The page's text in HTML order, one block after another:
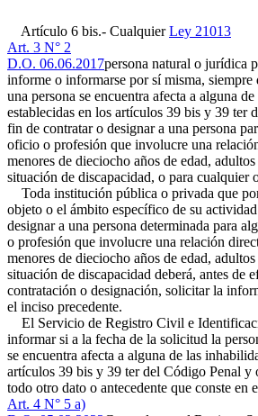
Artículo 6 bis.- CualquierLey 21013
Art. 3 N° 2
D.O. 06.06.2017persona natural o jurídica
informe o informarse por sí misma, siempre
una persona se encuentra afecta a alguna
establecidas en los artículos 39 bis y 39 ter
fin de contratar o designar a una persona
oficio o profesión que involucre una
menores de dieciocho años de edad,
situación de discapacidad, o para cualquier
Toda institución pública o privada que
objeto o el ámbito específico de su
designar a una persona determinada para
o profesión que involucre una relación
menores de dieciocho años de edad,
situación de discapacidad deberá, antes de
contratación o designación, solicitar la
el inciso precedente.
El Servicio de Registro Civil e
informar si a la fecha de la solicitud la
se encuentra afecta a alguna de las
artículos 39 bis y 39 ter del Código Penal y
todo otro dato o antecedente que conste en
Art. 4 N° 5 a)